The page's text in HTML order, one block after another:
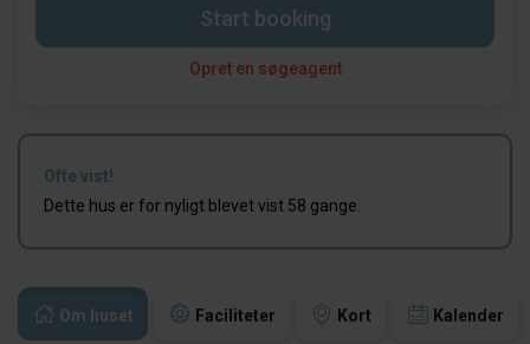
Om huset Faciliteter Kort Kalender
Start booking
Opret en søgeagent
Ofte vist!
Dette hus er for nyligt blevet vist 58 gange.